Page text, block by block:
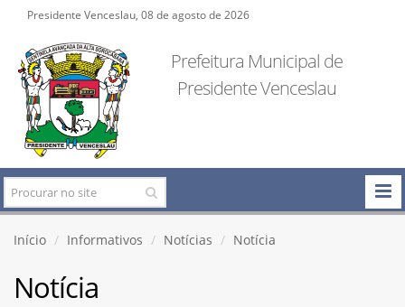
Presidente Venceslau, 08 de agosto de 2026
Prefeitura Municipal de
Presidente Venceslau
Início Informativos Notícias Notícia
Notícia